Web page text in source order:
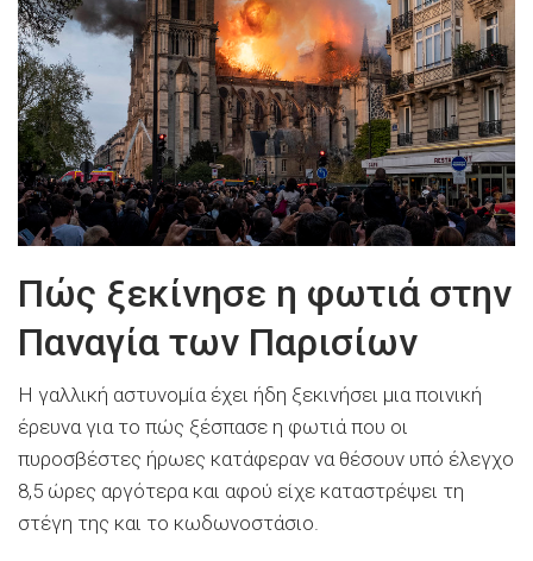
Πώς ξεκίνησε η φωτιά στην
Παναγία των Παρισίων
Η γαλλική αστυνομία έχει ήδη ξεκινήσει μια ποινική
έρευνα για το πώς ξέσπασε η φωτιά που οι
πυροσβέστες ήρωες κατάφεραν να θέσουν υπό έλεγχο
8,5 ώρες αργότερα και αφού είχε καταστρέψει τη
στέγη της και το κωδωνοστάσιο.